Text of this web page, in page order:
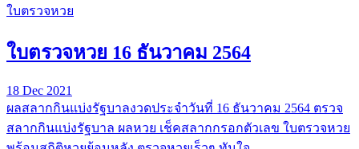
ใบตรวจหวย
ใบตรวจหวย 16 ธันวาคม 2564
18 Dec 2021
ผลสลากกินแบ่งรัฐบาลงวดประจำวันที่ 16 ธันวาคม 2564 ตรวจ
สลากกินแบ่งรัฐบาล ผลหวย เช็คสลากกรอกตัวเลข ใบตรวจหวย